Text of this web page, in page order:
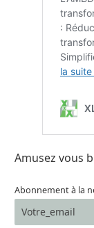
Amusez vous
Abonnement à la